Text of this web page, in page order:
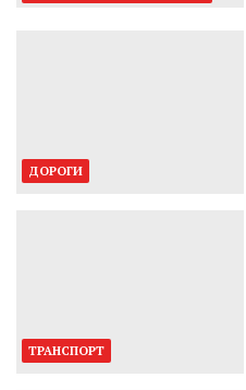
ДОРОГИ
ТРАНСПОРТ